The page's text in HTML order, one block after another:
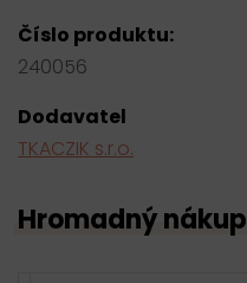
Číslo produktu:
240056
Dodavatel
TKACZIK s.r.o.
Hromadný nákup